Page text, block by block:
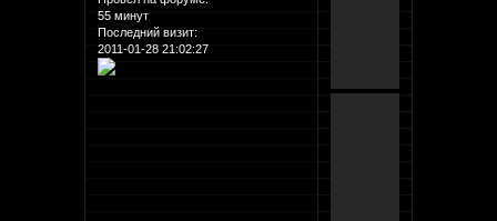
55 минут
Последний визит:
2011-01-28 21:02:27